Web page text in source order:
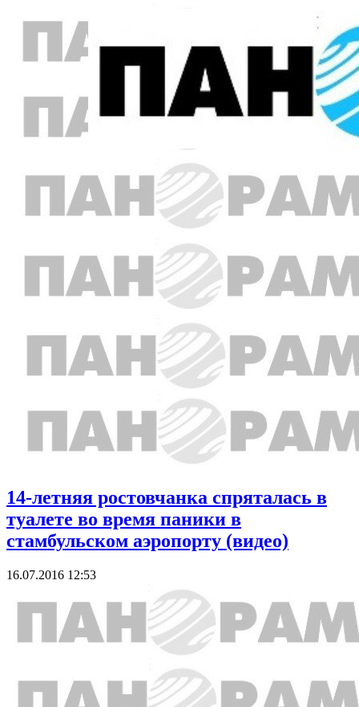
14-летняя ростовчанка спряталась в
туалете во время паники в
стамбульском аэропорту (видео)
16.07.2016 12:53